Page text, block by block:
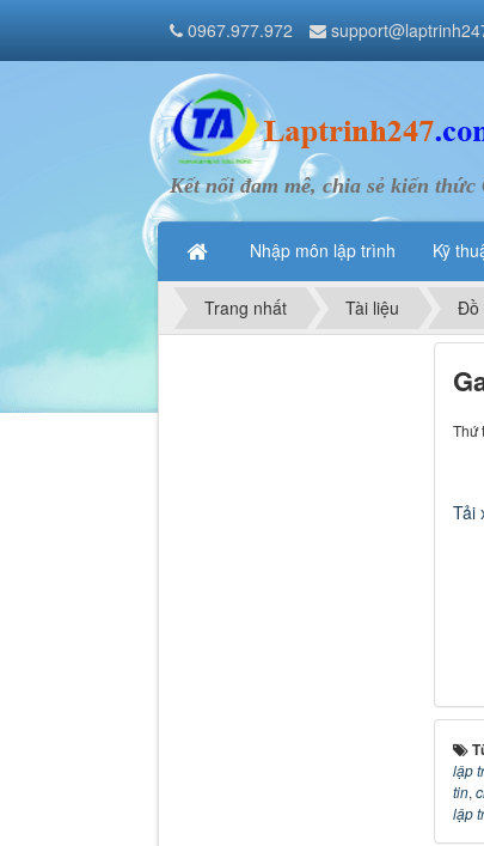
Kết nối đam mê, chia sẻ kiến thức
Nhập môn lập trình Kỹ
0967.977.972
Trang nhất Tài liệu Đồ
Thứ
Tải
lập
tin,
lập